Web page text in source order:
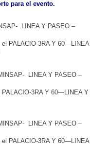
para el evento.
LINEA Y PASEO –
el PALACIO-3RA Y 60—LINEA
LINEA Y PASEO –
PALACIO-3RA Y 60—LINEA Y
LINEA Y PASEO –
el PALACIO-3RA Y 60—LINEA